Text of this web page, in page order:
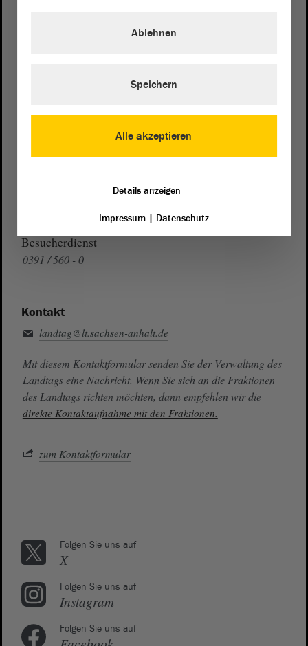
Telefon und Fax
0391 / 560 - 0
Fax:
0391 / 560 - 1123
Presse- und Öffentlichkeitsarbeit
Besucherdienst
0391 / 560 - 0
Kontakt
landtag@lt.sachsen-anhalt.de
Mit diesem Kontaktformular senden Sie der Verwaltung des
Landtags eine Nachricht. Wenn Sie sich an die Fraktionen
des Landtags richten möchten, dann empfehlen wir die
direkte Kontaktaufnahme mit den Fraktionen.
zum Kontaktformular
Folgen Sie uns auf
X
Folgen Sie uns auf
Instagram
Folgen Sie uns auf
Alle akzeptieren
Ablehnen
Speichern
Details anzeigen
Impressum| Datenschutz